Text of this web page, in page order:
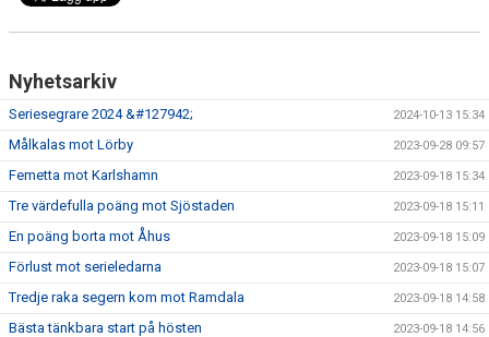
Nyhetsarkiv
Seriesegrare 2024 &#127942; 2024-10-13 15:34
Målkalas mot Lörby 2023-09-28 09:57
Femetta mot Karlshamn 2023-09-18 15:34
Tre värdefulla poäng mot Sjöstaden 2023-09-18 15:11
En poäng borta mot Åhus 2023-09-18 15:09
Förlust mot serieledarna 2023-09-18 15:07
Tredje raka segern kom mot Ramdala 2023-09-18 14:58
Bästa tänkbara start på hösten 2023-09-18 14:56